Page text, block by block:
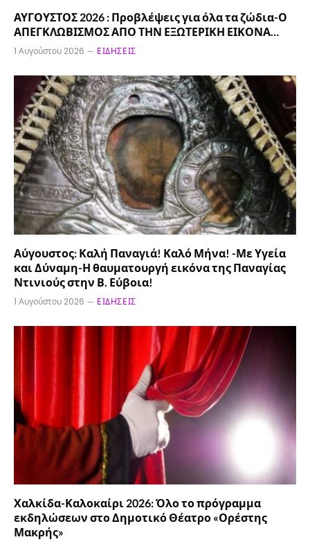
ΑΥΓΟΥΣΤΟΣ 2026 : Προβλέψεις για όλα τα ζώδια-Ο
ΑΠΕΓΚΛΩΒΙΣΜΟΣ ΑΠΟ ΤΗΝ ΕΞΩΤΕΡΙΚΗ ΕΙΚΟΝΑ…
1 Αυγούστου 2026 ΕΙΔΉΣΕΙΣ
Αύγουστος: Καλή Παναγιά! Καλό Μήνα! -Με Υγεία
και Δύναμη-Η θαυματουργή εικόνα της Παναγίας
Ντινιούς στην Β. Εύβοια!
1 Αυγούστου 2026 ΕΙΔΉΣΕΙΣ
Χαλκίδα-Καλοκαίρι 2026: Όλο το πρόγραμμα
εκδηλώσεων στο Δημοτικό Θέατρο «Ορέστης
Μακρής»